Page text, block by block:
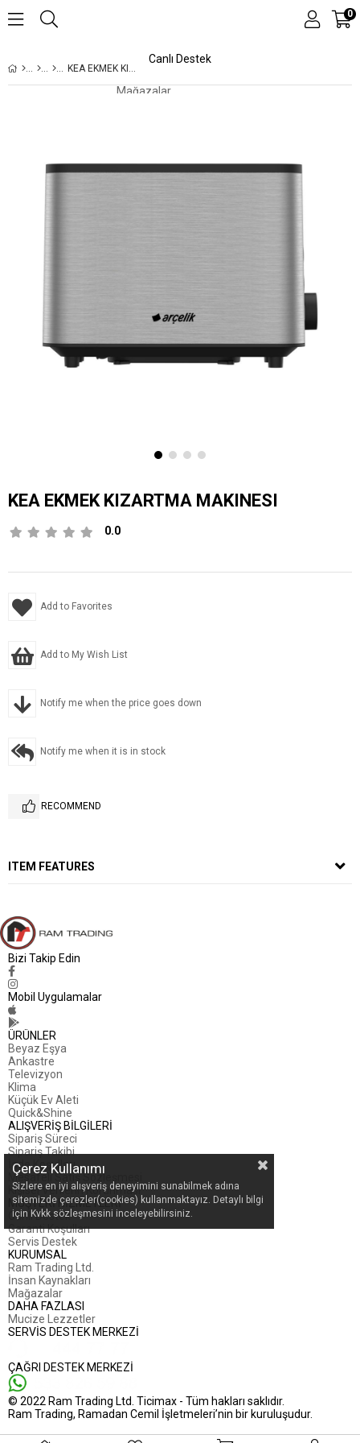
Canlı Destek
Mağazalar
0
KEA EKMEK KIZARTMA MAKINESI
KEA EKMEK KIZARTMA MAKINESI
0.0
Add to Favorites
Add to My Wish List
Notify me when the price goes down
Notify me when it is in stock
RECOMMEND
ITEM FEATURES
Bizi Takip Edin
Mobil Uygulamalar
ÜRÜNLER
Beyaz Eşya
Ankastre
Televizyon
Klima
Küçük Ev Aleti
Quick&Shine
ALIŞVERİŞ BİLGİLERİ
Sipariş Süreci
Sipariş Takibi
İade Koşulları
Mesafeli Satış Sözleşmesi
Kişisel Verilerin Korunması
MÜŞTERİ HİZMETLERİ
Canlı Destek
Garanti Koşulları
Servis Destek
KURUMSAL
Ram Trading Ltd.
İnsan Kaynakları
Mağazalar
DAHA FAZLASI
Mucize Lezzetler
SERVİS DESTEK MERKEZİ
ÇAĞRI DESTEK MERKEZİ
© 2022 Ram Trading Ltd. Ticimax - Tüm hakları saklıdır.
Ram Trading, Ramadan Cemil İşletmeleri’nin bir kuruluşudur.
Çerez Kullanımı
Sizlere en iyi alışveriş deneyimini sunabilmek adına
sitemizde çerezler(cookies) kullanmaktayız. Detaylı bilgi
için Kvkk sözleşmesini inceleyebilirsiniz.